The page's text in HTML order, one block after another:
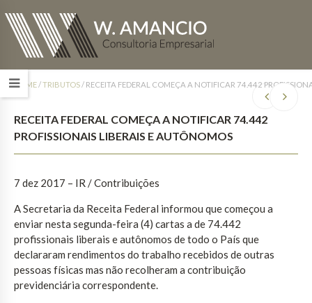
HOME/TRIBUTOS/ RECEITA FEDERAL COMEÇA A NOTIFICAR 74.442
RECEITA FEDERAL COMEÇA A NOTIFICAR 74.442
PROFISSIONAIS LIBERAIS E AUTÔNOMOS
7 dez 2017 – IR / Contribuições
A Secretaria da Receita Federal informou que começou a
enviar nesta segunda-feira (4) cartas a de 74.442
profissionais liberais e autônomos de todo o País que
declararam rendimentos do trabalho recebidos de outras
pessoas físicas mas não recolheram a contribuição
previdenciária correspondente.